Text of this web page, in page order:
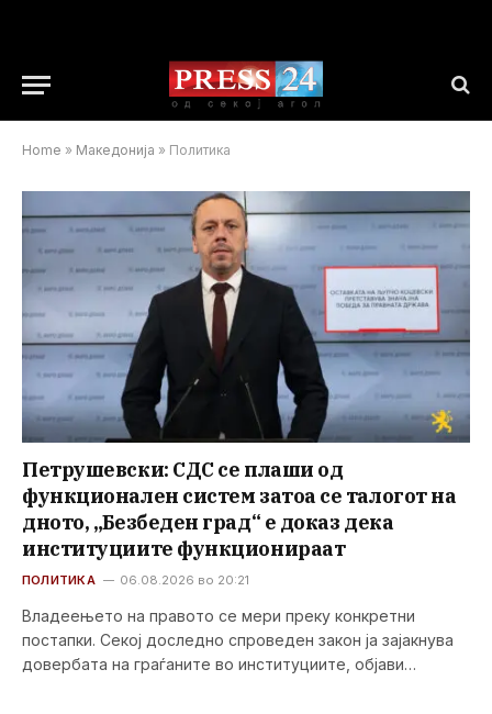
Home » Македонија » Политика
Петрушевски: СДС се плаши од
функционален систем затоа се талогот на
дното, „Безбеден град“ е доказ дека
институциите функционираат
ПОЛИТИКА 06.08.2026 во 20:21
Владеењето на правото се мери преку конкретни
постапки. Секој доследно спроведен закон ја зајакнува
довербата на граѓаните во институциите, објави…